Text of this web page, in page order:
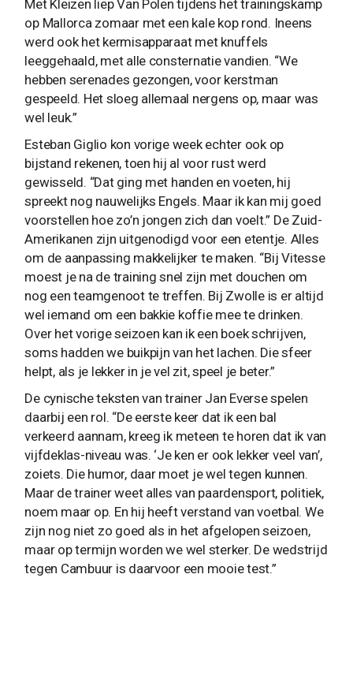
Met Kleizen liep Van Polen tijdens het trainingskamp
op Mallorca zomaar met een kale kop rond. Ineens
werd ook het kermisapparaat met knuffels
leeggehaald, met alle consternatie vandien. “We
hebben serenades gezongen, voor kerstman
gespeeld. Het sloeg allemaal nergens op, maar was
wel leuk.”
Esteban Giglio kon vorige week echter ook op
bijstand rekenen, toen hij al voor rust werd
gewisseld. “Dat ging met handen en voeten, hij
spreekt nog nauwelijks Engels. Maar ik kan mij goed
voorstellen hoe zo’n jongen zich dan voelt.” De Zuid-
Amerikanen zijn uitgenodigd voor een etentje. Alles
om de aanpassing makkelijker te maken. “Bij Vitesse
moest je na de training snel zijn met douchen om
nog een teamgenoot te treffen. Bij Zwolle is er altijd
wel iemand om een bakkie koffie mee te drinken.
Over het vorige seizoen kan ik een boek schrijven,
soms hadden we buikpijn van het lachen. Die sfeer
helpt, als je lekker in je vel zit, speel je beter.”
De cynische teksten van trainer Jan Everse spelen
daarbij een rol. “De eerste keer dat ik een bal
verkeerd aannam, kreeg ik meteen te horen dat ik van
vijfdeklas-niveau was. ‘Je ken er ook lekker veel van’,
zoiets. Die humor, daar moet je wel tegen kunnen.
Maar de trainer weet alles van paardensport, politiek,
noem maar op. En hij heeft verstand van voetbal. We
zijn nog niet zo goed als in het afgelopen seizoen,
maar op termijn worden we wel sterker. De wedstrijd
tegen Cambuur is daarvoor een mooie test.”